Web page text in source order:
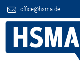
office@hsma.de